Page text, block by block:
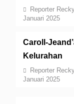
Reporter
Januari 2025
Caroll-
Kelurahan
Reporter
Januari 2025